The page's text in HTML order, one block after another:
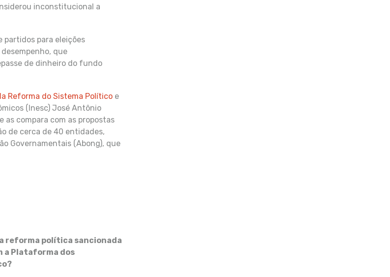
inconstitucional a
partidos para eleições
que
de dinheiro do fundo
Reforma do Sistema Político e
(Inesc) José Antônio
as compara com as propostas
de cerca de 40 entidades,
Governamentais (Abong), que
reforma política sancionada
a Plataforma dos